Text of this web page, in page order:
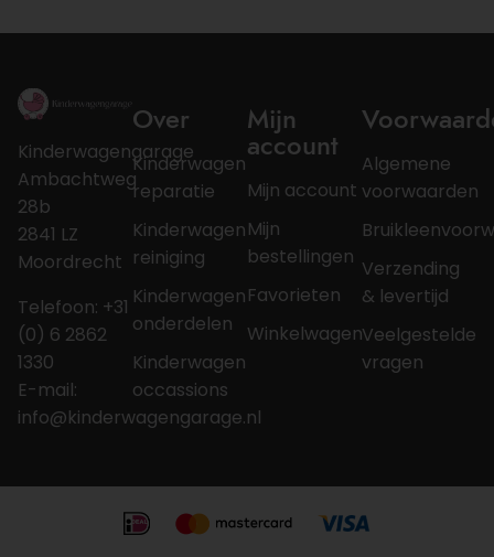
Kinderwagengarage
Ambachtweg
28b
2841 LZ
Moordrecht
Telefoon: +31
(0) 6 2862
1330
E-mail:
info@kinderwagengarage.nl
Over
Kinderwagen
reparatie
Kinderwagen
reiniging
Kinderwagen
onderdelen
Kinderwagen
occassions
Mijn
account
Mijn account
Mijn
bestellingen
Favorieten
Winkelwagen
Algemene
voorwaarden
Verzending
& levertijd
Veelgestelde
vragen